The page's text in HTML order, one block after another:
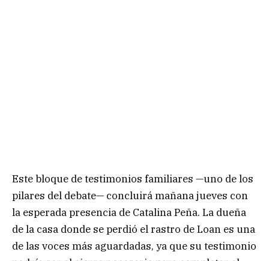
Este bloque de testimonios familiares —uno de los
pilares del debate— concluirá mañana jueves con
la esperada presencia de Catalina Peña. La dueña
de la casa donde se perdió el rastro de Loan es una
de las voces más aguardadas, ya que su testimonio